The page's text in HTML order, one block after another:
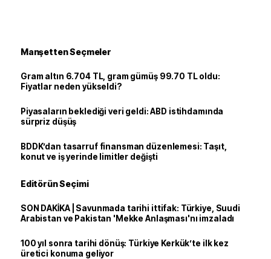
Manşetten Seçmeler
Gram altın 6.704 TL, gram gümüş 99.70 TL oldu:
Fiyatlar neden yükseldi?
Piyasaların beklediği veri geldi: ABD istihdamında
sürpriz düşüş
BDDK’dan tasarruf finansman düzenlemesi: Taşıt,
konut ve iş yerinde limitler değişti
Editörün Seçimi
SON DAKİKA | Savunmada tarihi ittifak: Türkiye, Suudi
Arabistan ve Pakistan 'Mekke Anlaşması'nı imzaladı
100 yıl sonra tarihi dönüş: Türkiye Kerkük’te ilk kez
üretici konuma geliyor